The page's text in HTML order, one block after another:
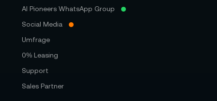
AI Pioneers WhatsApp Group
Social Media
Umfrage
0% Leasing
Support
Sales Partner